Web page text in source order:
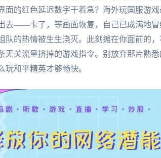
面的红色延迟数字干着急？海外玩国服游
去——卡了，等画面恢复，自己已成满地冒
队的热情被生生浇灭。此刻摊在你面前的
无关流量挤掉的游戏指令。别放弃那片熟
和平精英才够畅快。